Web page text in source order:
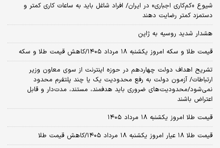
شیوع «کم‌کاری اجباری» در ایران/ افراد شاغل باید به ساعات کاری کمتر و
دستمزد کمتر رضایت دهند
هشدار شدید روسیه به ژاپن
قیمت طلا و سکه امروز یکشنبه ۱۸ مرداد ۱۴۰۵/کاهش قیمت طلا و سکه
تشریح اهداف دولت چهاردهم در حوزه اینترنت از سوی معاون وزیر
ارتباطات/ آزمون دولت به رفع محدودیت یک یا چند پلتفرم محدود
نمی‌‎شود/محدودیت‌های ضروری باید هدفمند، مستند، مدت‌دار و قابل
اعتراض باشند
قیمت طلا امروز یکشنبه ۱۸ مرداد ۱۴۰۵
قیمت طلا ۱۸ عیار امروز یکشنبه ۱۸ مرداد ۱۴۰۵/کاهش قیمت طلا